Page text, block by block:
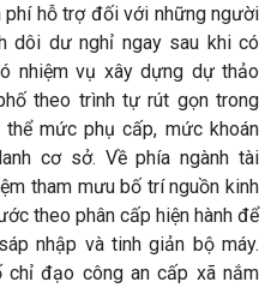
phí hỗ trợ đối với những người
dôi dư nghỉ ngay sau khi có
nhiệm vụ xây dựng dự thảo
theo trình tự rút gọn trong
mức phụ cấp, mức khoán
cơ sở. Về phía ngành tài
tham mưu bố trí nguồn kinh
theo phân cấp hiện hành để
nhập và tinh giản bộ máy.
chỉ đạo công an cấp xã nắm